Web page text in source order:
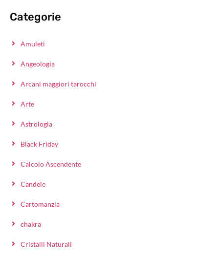
Categorie
Amuleti
Angeologia
Arcani maggiori tarocchi
Arte
Astrologia
Black Friday
Calcolo Ascendente
Candele
Cartomanzia
chakra
Cristalli Naturali